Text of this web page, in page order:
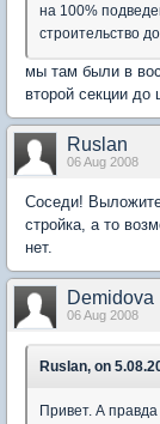
на 100%
строительство
мы там были в
второй секции до
Ruslan
06 Aug 2008
Соседи!
стройка, а то
нет.
Demidova
06 Aug 2008
Ruslan, on
Привет. А